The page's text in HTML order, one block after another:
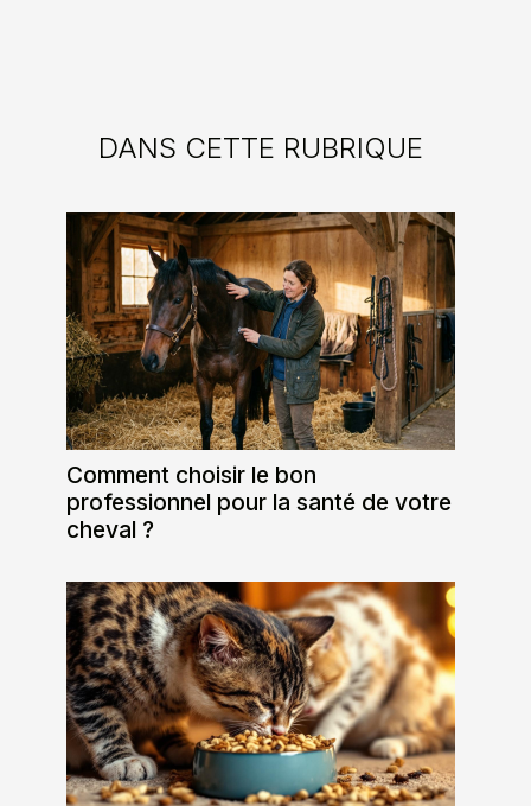
DANS CETTE RUBRIQUE
Comment choisir le bon
professionnel pour la santé de votre
cheval ?